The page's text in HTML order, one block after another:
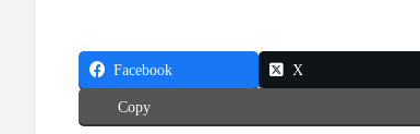
Facebook X
Copy